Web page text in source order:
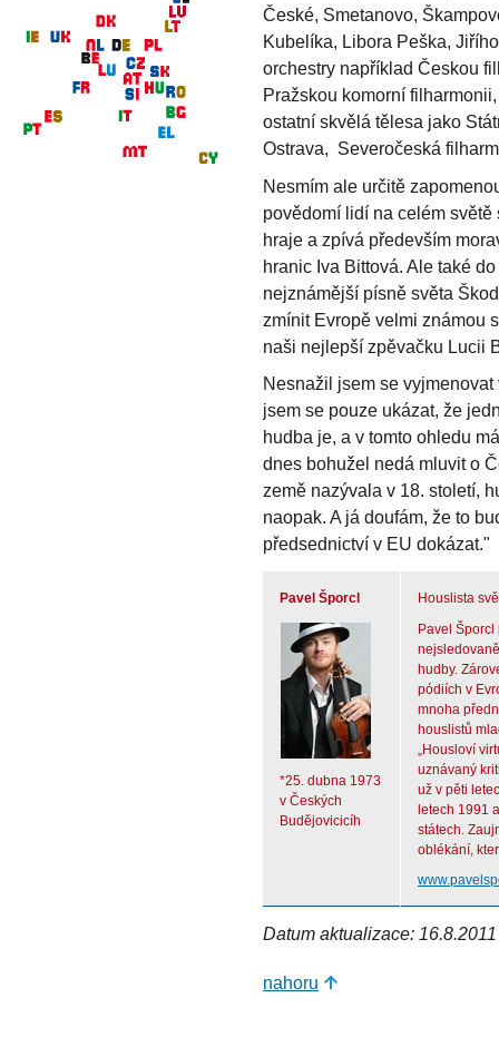
České, Smetanovo,
Kubelíka, Libora Peška,
orchestry například Českou
Pražskou komorní
ostatní skvělá tělesa jako
Ostrava, Severočeská
Nesmím ale určitě
povědomí lidí na celém
hraje a zpívá především
hranic Iva Bittová. Ale také
nejznámější písně světa
zmínit Evropě velmi známou
naši nejlepší zpěvačku Lucii
Nesnažil jsem se
jsem se pouze ukázat, že
hudba je, a v tomto ohledu
dnes bohužel nedá mluvit o
země nazývala v 18. století,
naopak. A já doufám, že to
předsednictví v EU dokázat."
Pavel Šporcl
*25. dubna 1973
v Českých
Budějovicicíh
Houslista
Pavel
hudby.
pódiích v
mnoha
houslistů
„Housloví
uznávaný
už v pěti
letech 1991
státech.
oblékání,
Datum aktualizace:
nahoru